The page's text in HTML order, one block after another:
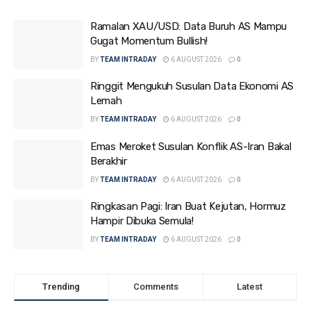
Ramalan XAU/USD: Data Buruh AS Mampu
Gugat Momentum Bullish!
BYTEAM INTRADAY 6 AUGUST 2026 0
Ringgit Mengukuh Susulan Data Ekonomi AS
Lemah
BYTEAM INTRADAY 6 AUGUST 2026 0
Emas Meroket Susulan Konflik AS-Iran Bakal
Berakhir
BYTEAM INTRADAY 6 AUGUST 2026 0
Ringkasan Pagi: Iran Buat Kejutan, Hormuz
Hampir Dibuka Semula!
BYTEAM INTRADAY 6 AUGUST 2026 0
Trending Comments Latest